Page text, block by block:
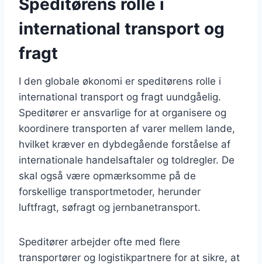
international transport og
fragt
I den globale økonomi er speditørens rolle i
international transport og fragt uundgåelig.
Speditører er ansvarlige for at organisere og
koordinere transporten af varer mellem lande,
hvilket kræver en dybdegående forståelse af
internationale handelsaftaler og toldregler. De
skal også være opmærksomme på de
forskellige transportmetoder, herunder
luftfragt, søfragt og jernbanetransport.
Speditører arbejder ofte med flere
transportører og logistikpartnere for at sikre, at